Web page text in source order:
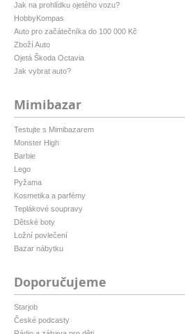
Jak na prohlídku ojetého vozu?
HobbyKompas
Auto pro začátečníka do 100 000 Kč
Zboží Auto
Ojetá Škoda Octavia
Jak vybrat auto?
Mimibazar
Testujte s Mimibazarem
Monster High
Barbie
Lego
Pyžama
Kosmetika a parfémy
Teplákové soupravy
Dětské boty
Ložní povlečení
Bazar nábytku
Doporučujeme
Starjob
České podcasty